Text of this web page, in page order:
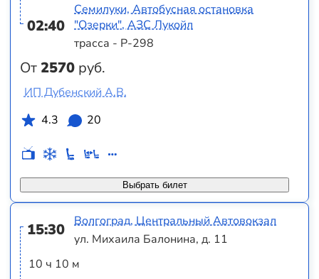
02:40
От2570 руб.
Семилуки, Автобусная остановка
"Озерки", АЗС Лукойл
трасса - Р-298
Выбрать билет
ИП Дубенский А.В.
4.3
20
15:30
10 ч 10 м
Волгоград, Центральный Автовокзал
ул. Михаила Балонина, д. 11